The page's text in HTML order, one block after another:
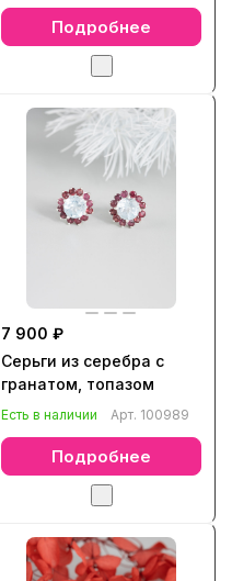
Подробнее
7 900 ₽
Серьги из серебра с
гранатом, топазом
Есть в наличии Арт. 100989
Подробнее